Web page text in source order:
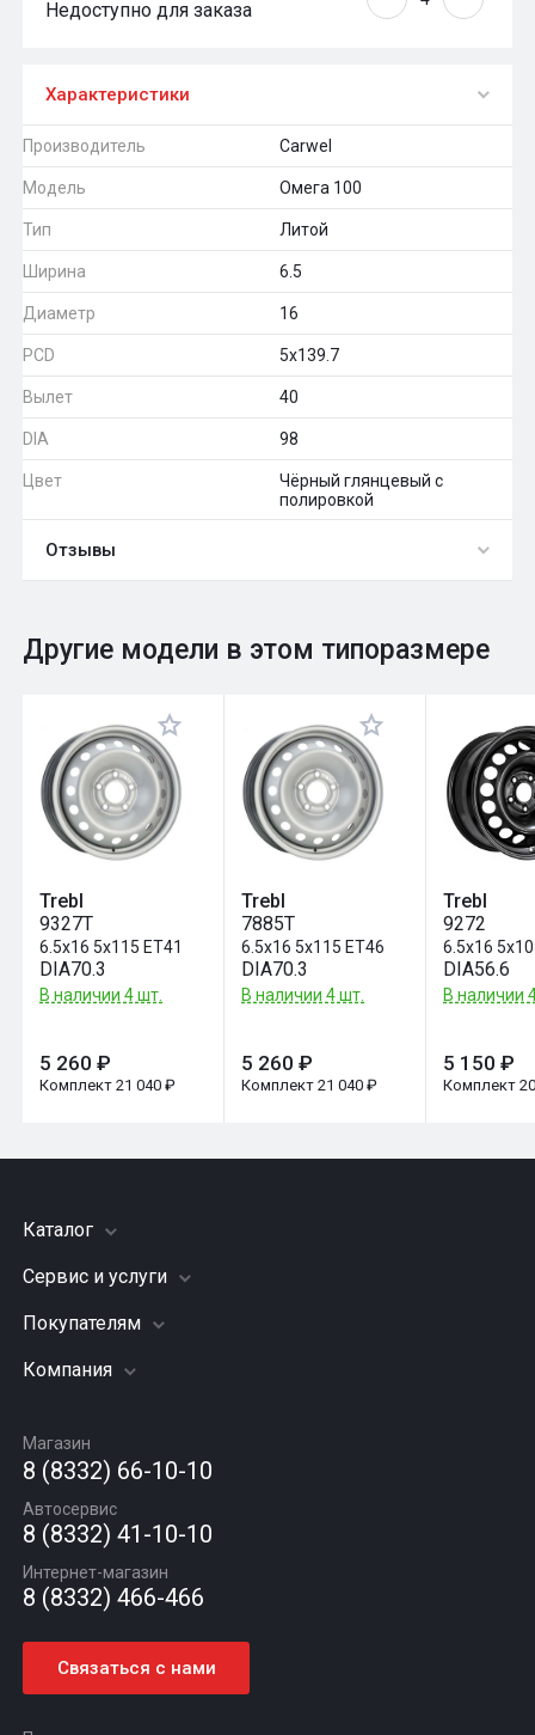
Недоступно для заказа
Характеристики
Производитель Carwel
Модель Омега 100
Тип Литой
Ширина 6.5
Диаметр 16
PCD 5x139.7
Вылет 40
DIA 98
Цвет
Чёрный глянцевый с
полировкой
Отзывы
Оставить отзыв
Общий рейтинг 0
Другие модели в этом типоразмере
Trebl
9327T
6.5x16 5x115 ET41
DIA70.3
В наличии 4 шт.
5 260 ₽
Комплект 21 040 ₽
Trebl
7885T
6.5x16 5x115 ET46
DIA70.3
В наличии 4 шт.
5 260 ₽
Комплект 21 040 ₽
Trebl
9272
6.5x16
DIA56.6
В наличии
5 150 ₽
Комплект
Каталог
Шины
Грузовые шины
Диски
Автомасла
Сервис и услуги
Заправка кондиционера
Подвеска (ходовая часть)
Шиномонтаж
Покупателям
Акции
Гарантии и возврат
Компания
Вакансии
Новости
Статьи
Контакты
Магазин
8 (8332) 66-10-10
Автосервис
8 (8332) 41-10-10
Интернет-магазин
8 (8332) 466-466
Связаться с нами